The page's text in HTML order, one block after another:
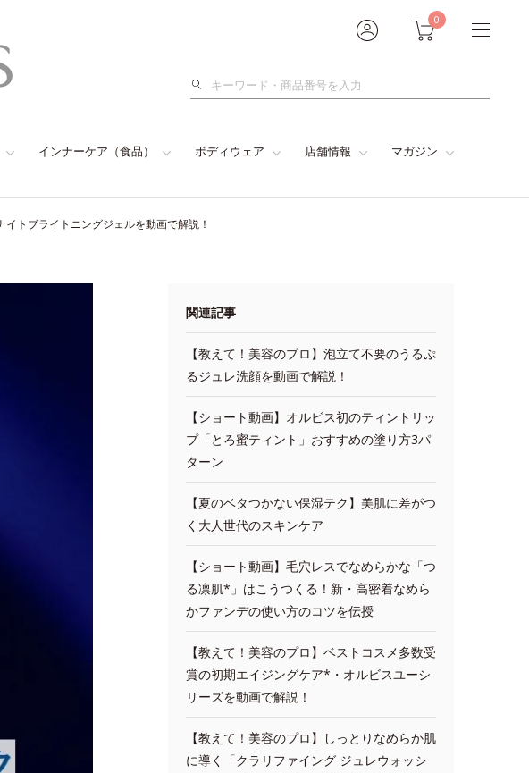
0
検
インナーケア（食品） ボディウェア 店舗情報 マガジン
トブライトニングジェルを動画で解説！
関連記事
【教えて！美容のプロ】泡立て不要のうるぷ
るジュレ洗顔を動画で解説！
【ショート動画】オルビス初のティントリッ
プ「とろ蜜ティント」おすすめの塗り方3パ
ターン
【夏のベタつかない保湿テク】美肌に差がつ
く大人世代のスキンケア
【ショート動画】毛穴レスでなめらかな「つ
る凛肌*」はこうつくる！新・高密着なめら
かファンデの使い方のコツを伝授
【教えて！美容のプロ】ベストコスメ多数受
賞の初期エイジングケア*・オルビスユーシ
リーズを動画で解説！
【教えて！美容のプロ】しっとりなめらか肌
に導く「クラリファイング ジュレウォッシ